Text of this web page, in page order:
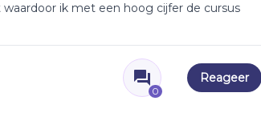
ik met een hoog cijfer de cursus
0
Reageer